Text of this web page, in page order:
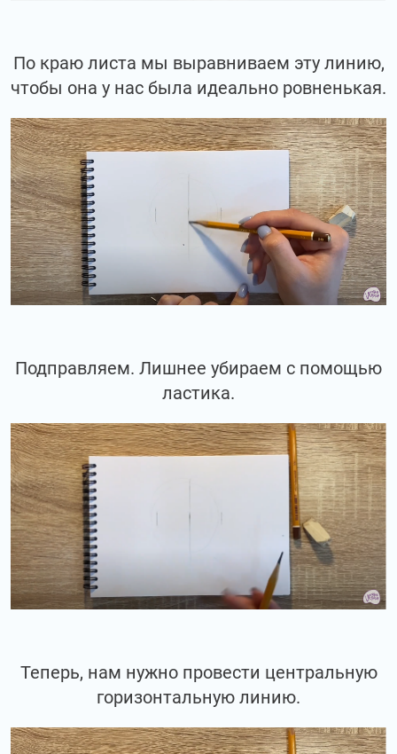
По краю листа мы выравниваем эту линию,
чтобы она у нас была идеально ровненькая.
Подправляем. Лишнее убираем с помощью
ластика.
Теперь, нам нужно провести центральную
горизонтальную линию.